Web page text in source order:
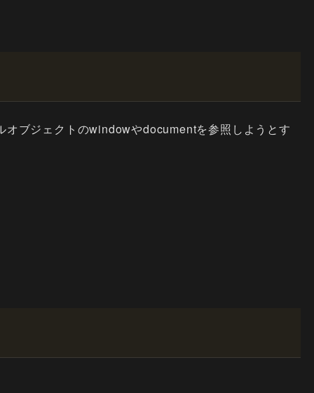
ブジェクトのwindowやdocumentを参照しようとす